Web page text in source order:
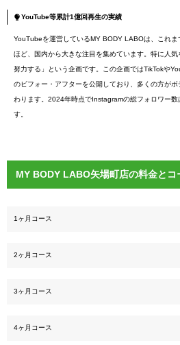
YouTube等累計1億回再生の実績
YouTubeを運営しているMY BODY LABOは、これ
ほど、国内から大きな注目を集めています。特に人
努力する」という企画です。この企画ではTikTokや
のビフォー・アフターを公開しており、多くの方が
わります。2024年時点でInstagramの総フォロワー
す。
MY BODY LABO矢場町店の料金とコ
1ヶ月コース
2ヶ月コース
3ヶ月コース
4ヶ月コース